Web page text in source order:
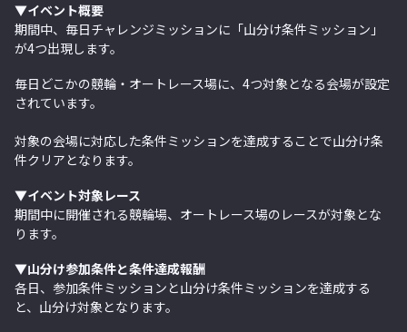
▼イベント概要
期間中、毎日チャレンジミッションに 「山分け条件ミッション」
が4つ出現します。
毎日どこかの競輪・オートレース場に、4つ対象となる会場が設定
されています。
対象の会場に対応した条件ミッションを達成することで山分け条
件クリアとなります。
▼イベント対象レース
期間中に開催される競輪場、オートレース場のレースが対象とな
ります。
▼山分け参加条件と条件達成報酬
各日、参加条件ミッションと山分け条件ミッションを達成する
と、山分け対象となります。